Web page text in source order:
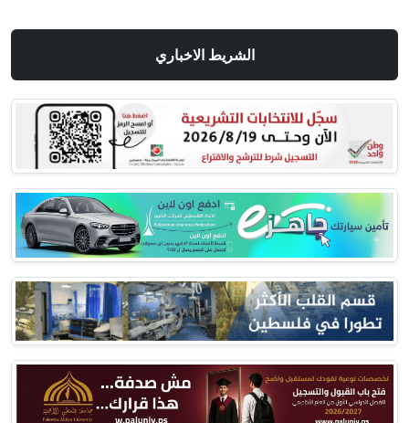
الشريط الاخباري